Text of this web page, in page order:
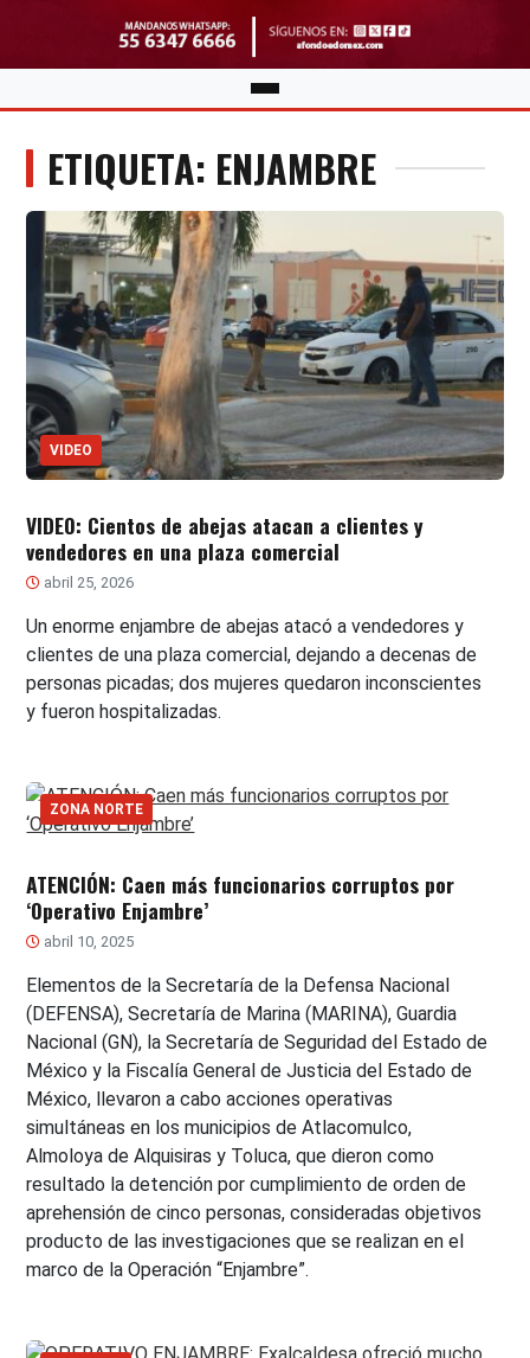
ETIQUETA: ENJAMBRE
VIDEO
VIDEO: Cientos de abejas atacan a clientes y
vendedores en una plaza comercial
abril 25, 2026
Un enorme enjambre de abejas atacó a vendedores y
clientes de una plaza comercial, dejando a decenas de
personas picadas; dos mujeres quedaron inconscientes
y fueron hospitalizadas.
ZONA NORTE
ATENCIÓN: Caen más funcionarios corruptos por
‘Operativo Enjambre’
abril 10, 2025
Elementos de la Secretaría de la Defensa Nacional
(DEFENSA), Secretaría de Marina (MARINA), Guardia
Nacional (GN), la Secretaría de Seguridad del Estado de
México y la Fiscalía General de Justicia del Estado de
México, llevaron a cabo acciones operativas
simultáneas en los municipios de Atlacomulco,
Almoloya de Alquisiras y Toluca, que dieron como
resultado la detención por cumplimiento de orden de
aprehensión de cinco personas, consideradas objetivos
producto de las investigaciones que se realizan en el
marco de la Operación “Enjambre”.